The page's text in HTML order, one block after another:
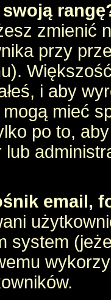
zmienić
przy
i aby
mieć
po to,
email,
system